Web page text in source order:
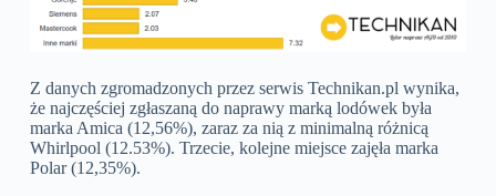
Z danych zgromadzonych przez serwis Technikan.pl wynika,
że najczęściej zgłaszaną do naprawy marką lodówek była
marka Amica (12,56%), zaraz za nią z minimalną różnicą
Whirlpool (12.53%). Trzecie, kolejne miejsce zajęła marka
Polar (12,35%).